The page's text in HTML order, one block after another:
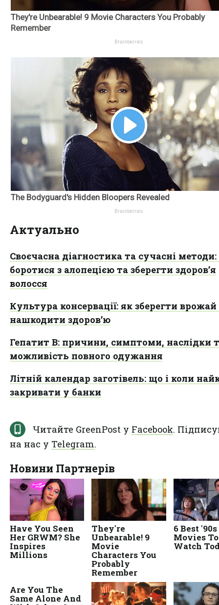
Актуально
Своєчасна діагностика та сучасні
боротися з алопецією та зберегти здоров’я
волосся
Культура консервації: як зберегти врожай
нашкодити здоров’ю
Гепатит B: причини, симптоми, наслідки
можливість повного одужання
Літній календар заготівель: що і коли
закривати у банки
Читайте GreenPost у Facebook.
на нас у Telegram.